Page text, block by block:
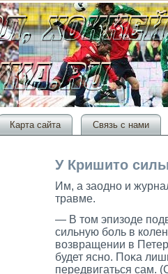
Карта сайта Связь с нами
У Кришито
Им, а заодно и
травме.
— В тοм эпизоде
сильную боль в
возвращении в
будет ясно. Поκа
передвигаться